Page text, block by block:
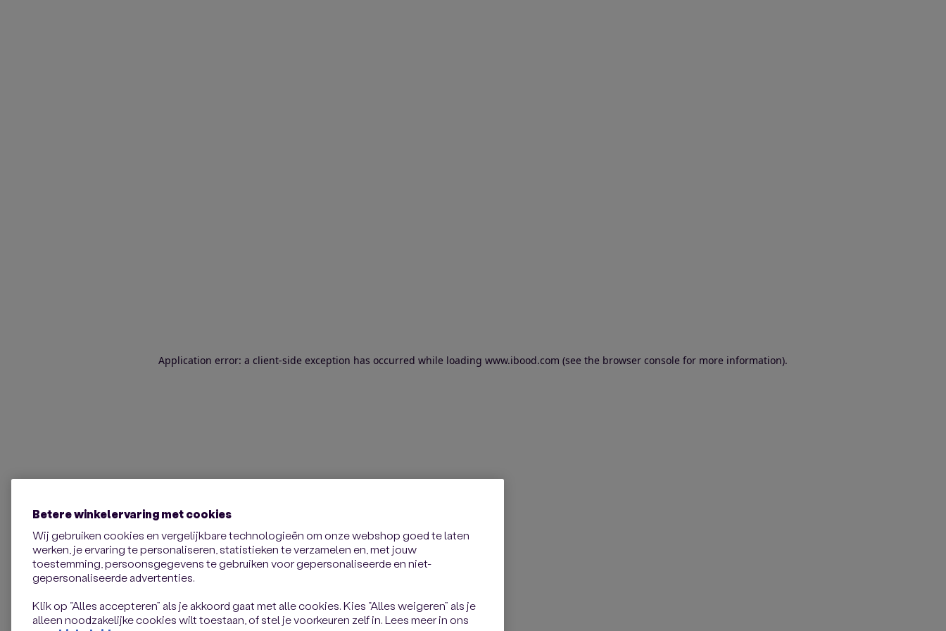
Application error: a client-side exception has occurred while loading www.ibood.com (see the browser console for more information).
Betere winkelervaring met cookies
Wij gebruiken cookies en vergelijkbare technologieën om onze webshop goed te laten
werken, je ervaring te personaliseren, statistieken te verzamelen en, met jouw
toestemming, persoonsgegevens te gebruiken voor gepersonaliseerde en niet-
gepersonaliseerde advertenties.
Klik op “Alles accepteren” als je akkoord gaat met alle cookies. Kies “Alles weigeren” als je
alleen noodzakelijke cookies wilt toestaan, of stel je voorkeuren zelf in. Lees meer in ons